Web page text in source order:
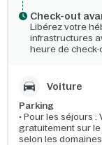
Check-out
Libérez votre
infrastructures
heure de
Voiture
Parking
• Pour les séjours
gratuitement sur
selon les